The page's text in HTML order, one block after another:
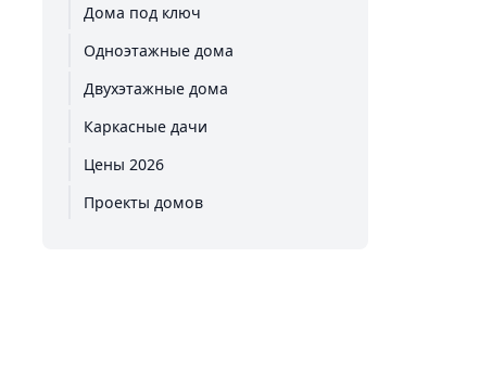
Дома под ключ
Одноэтажные дома
Двухэтажные дома
Каркасные дачи
Цены 2026
Проекты домов